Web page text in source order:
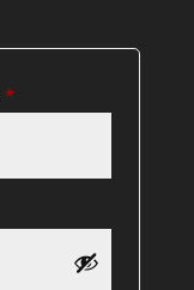
*Påkrævet